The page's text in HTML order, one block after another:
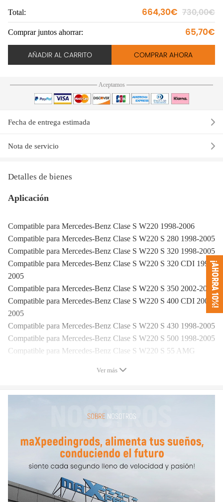
Total: 664,30€ 730,00€
Comprar juntos ahorrar: 65,70€
AÑADIR AL CARRITO COMPRAR AHORA
Aceptamos
Fecha de entrega estimada
Nota de servicio
Detalles de bienes
Aplicación
Compatible para Mercedes-Benz Clase S W220 1998-2006
Compatible para Mercedes-Benz Clase S W220 S 280 1998-2005
Compatible para Mercedes-Benz Clase S W220 S 320 1998-2005
Compatible para Mercedes-Benz Clase S W220 S 320 CDI 1999-
2005
Compatible para Mercedes-Benz Clase S W220 S 350 2002-2005
Compatible para Mercedes-Benz Clase S W220 S 400 CDI 2000-
2005
Compatible para Mercedes-Benz Clase S W220 S 430 1998-2005
Compatible para Mercedes-Benz Clase S W220 S 500 1998-2005
Compatible para Mercedes-Benz Clase S W220 S 55 AMG
Compatible para Mercedes-Benz Clase S W220 S 63 AMG
Compatible para Mercedes-Benz Clase S W220 S 65 AMG
2004-2005
(con AIRMATIC & ADS, sin 4MATIC o ABC)
OEM y número de pieza
Ver más
¡AHORRA 10%!